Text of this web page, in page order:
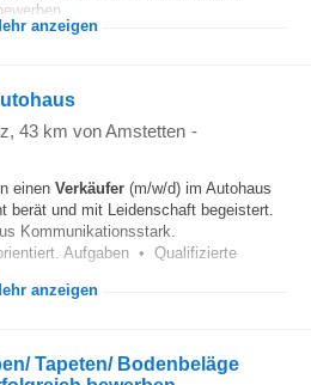
anzeigen
, 43 km von Amstetten -
einen Verkäufer (m/w/d) im Autohaus
berät und mit Leidenschaft begeistert.
Kommunikationsstark.
Aufgaben • Qualifizierte
anzeigen
Tapeten/ Bodenbeläge